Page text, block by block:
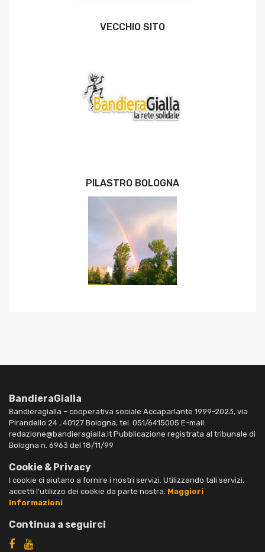
VECCHIO SITO
PILASTRO BOLOGNA
BandieraGialla
Bandieragialla – cooperativa sociale Accaparlante 1999-2023, via
Pirandello 24 , 40127 Bologna, tel. 051/6415005 E-mail:
redazione@bandieragialla.it Pubblicazione registrata al tribunale di
Bologna n. 6963 del 18/11/99
Cookie & Privacy
I cookie ci aiutano a fornire i nostri servizi. Utilizzando tali servizi,
accetti l’utilizzo dei cookie da parte nostra. Maggiori
Informazioni
Continua a seguirci